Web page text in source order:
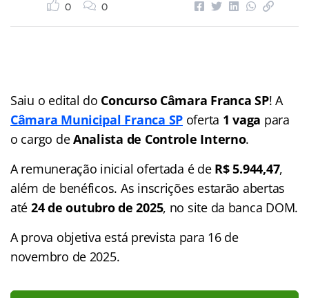
0 0
Saiu o edital do Concurso Câmara Franca SP! A
Câmara Municipal Franca SP oferta 1 vaga para
o cargo deAnalista de Controle Interno.
A remuneração inicial ofertada é deR$ 5.944,47,
além de benéficos. As inscrições estarão abertas
até 24 de outubro de 2025, no site da banca DOM.
A prova objetiva está prevista para 16 de
novembro de 2025.